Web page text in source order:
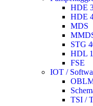
HDE
HDE
MDS
STG
HDL
FSE
IOT /
TSI /